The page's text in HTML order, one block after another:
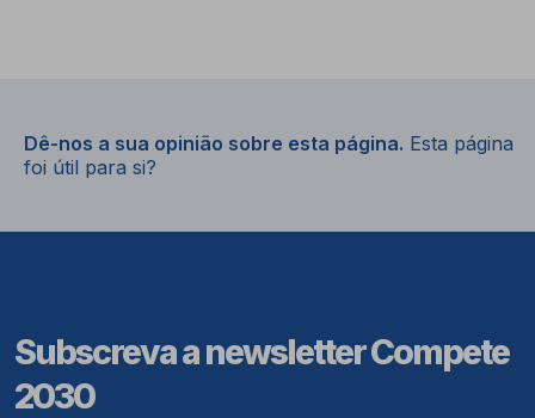
Dê-nos a sua opinião sobre esta página. Esta página
foi útil para si?
Subscreva a newsletter Compete
2030